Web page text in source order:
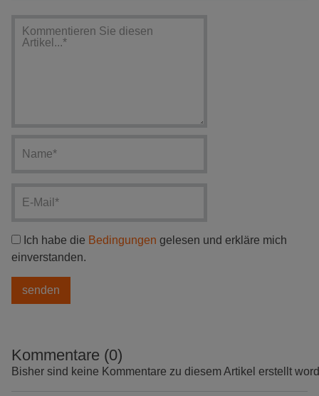
Ich habe die Bedingungen gelesen und erkläre mich
einverstanden.
Kommentare (0)
Bisher sind keine Kommentare zu diesem Artikel erstellt